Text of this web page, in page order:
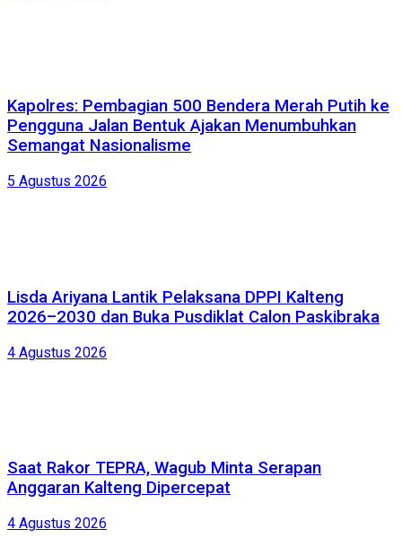
Kapolres: Pembagian 500 Bendera Merah Putih ke
Pengguna Jalan Bentuk Ajakan Menumbuhkan
Semangat Nasionalisme
5 Agustus 2026
Lisda Ariyana Lantik Pelaksana DPPI Kalteng
2026–2030 dan Buka Pusdiklat Calon Paskibraka
4 Agustus 2026
Saat Rakor TEPRA, Wagub Minta Serapan
Anggaran Kalteng Dipercepat
4 Agustus 2026